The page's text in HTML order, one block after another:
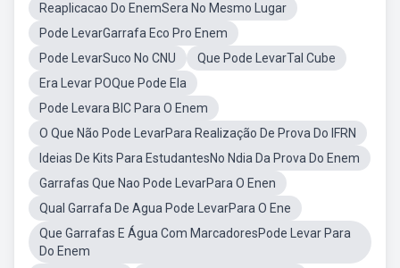
Reaplicacao Do EnemSera No Mesmo Lugar
Pode LevarGarrafa Eco Pro Enem
Pode LevarSuco No CNU
Que Pode LevarTal Cube
Era Levar POQue Pode Ela
Pode Levara BIC Para O Enem
O Que Não Pode LevarPara Realização De Prova Do IFRN
Ideias De Kits Para EstudantesNo Ndia Da Prova Do Enem
Garrafas Que Nao Pode LevarPara O Enen
Qual Garrafa De Agua Pode LevarPara O Ene
Que Garrafas E Água Com MarcadoresPode Levar Para
Do Enem